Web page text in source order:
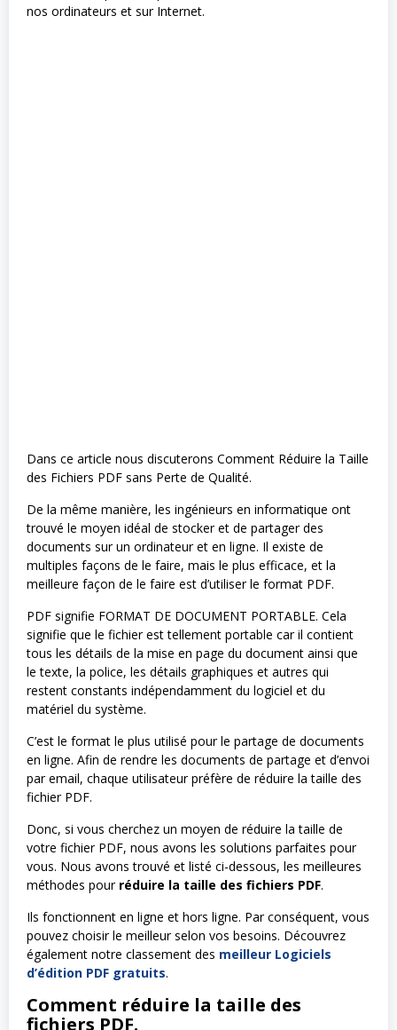
nos ordinateurs et sur Internet.
Dans ce article nous discuterons Comment Réduire la Taille
des Fichiers PDF sans Perte de Qualité.
De la même manière, les ingénieurs en informatique ont
trouvé le moyen idéal de stocker et de partager des
documents sur un ordinateur et en ligne. Il existe de
multiples façons de le faire, mais le plus efficace, et la
meilleure façon de le faire est d’utiliser le format PDF.
PDF signifie FORMAT DE DOCUMENT PORTABLE. Cela
signifie que le fichier est tellement portable car il contient
tous les détails de la mise en page du document ainsi que
le texte, la police, les détails graphiques et autres qui
restent constants indépendamment du logiciel et du
matériel du système.
C’est le format le plus utilisé pour le partage de documents
en ligne. Afin de rendre les documents de partage et d’envoi
par email, chaque utilisateur préfère de réduire la taille des
fichier PDF.
Donc, si vous cherchez un moyen de réduire la taille de
votre fichier PDF, nous avons les solutions parfaites pour
vous. Nous avons trouvé et listé ci-dessous, les meilleures
méthodes pour réduire la taille des fichiers PDF.
Ils fonctionnent en ligne et hors ligne. Par conséquent, vous
pouvez choisir le meilleur selon vos besoins. Découvrez
également notre classement des meilleur Logiciels
d’édition PDF gratuits.
Comment réduire la taille des
fichiers PDF.